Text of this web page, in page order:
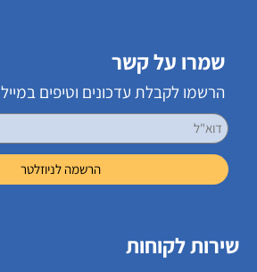
שמרו על קשר
הרשמו לקבלת עדכונים וטיפים במייל
שירות לקוחות